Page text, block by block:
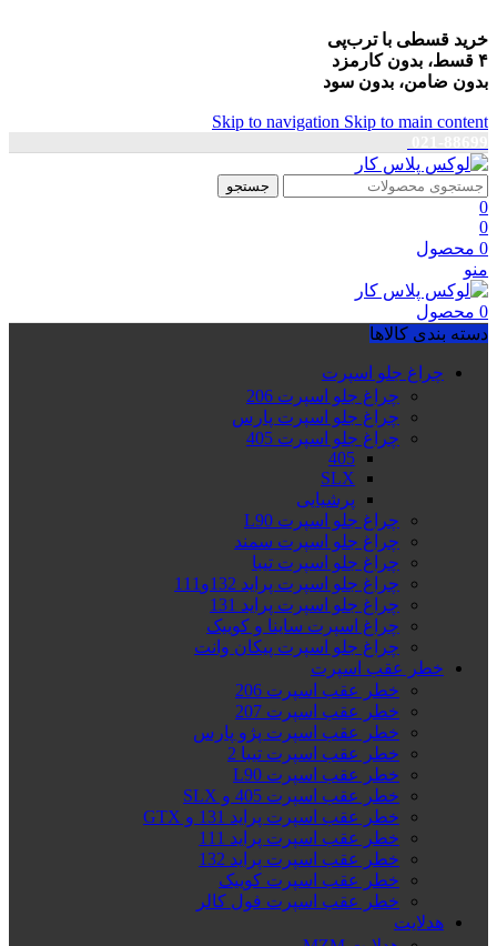
خرید قسطی با ترب‌پی
۴ قسط، بدون کارمزد
بدون ضامن، بدون سود
Skip to navigation Skip to main content
جستجو
0
0
0 محصول
منو
0 محصول
دسته بندی کالاها
چراغ جلو اسپرت
چراغ جلو اسپرت 206
چراغ جلو اسپرت پارس
چراغ جلو اسپرت 405
405
SLX
پرشیایی
چراغ جلو اسپرت L90
چراغ جلو اسپرت سمند
چراغ جلو اسپرت تیبا
چراغ جلو اسپرت پراید 132و111
چراغ جلو اسپرت پراید 131
چراغ اسپرت ساینا و کوییک
چراغ جلو اسپرت پیکان وانت
خطر عقب اسپرت
خطر عقب اسپرت 206
خطر عقب اسپرت 207
خطر عقب اسپرت پژو پارس
خطر عقب اسپرت تیبا 2
خطر عقب اسپرت L90
خطر عقب اسپرت 405 و SLX
خطر عقب اسپرت پراید 131 و GTX
خطر عقب اسپرت پراید 111
خطر عقب اسپرت پراید 132
خطر عقب اسپرت کوییک
خطر عقب اسپرت فول کالر
هدلایت